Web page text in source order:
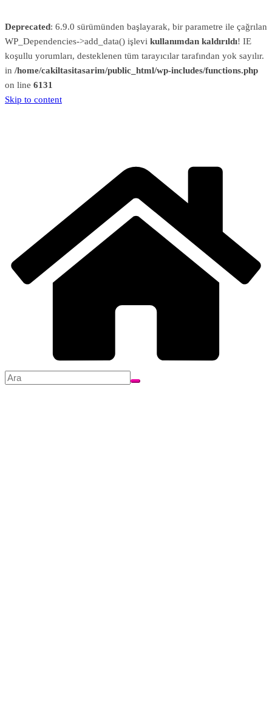
Deprecated: 6.9.0 sürümünden başlayarak, bir parametre ile çağrılan
WP_Dependencies->add_data() işlevi kullanımdan kaldırıldı! IE
koşullu yorumları, desteklenen tüm tarayıcılar tarafından yok sayılır.
in /home/cakiltasitasarim/public_html/wp-includes/functions.php
on line 6131
Skip to content